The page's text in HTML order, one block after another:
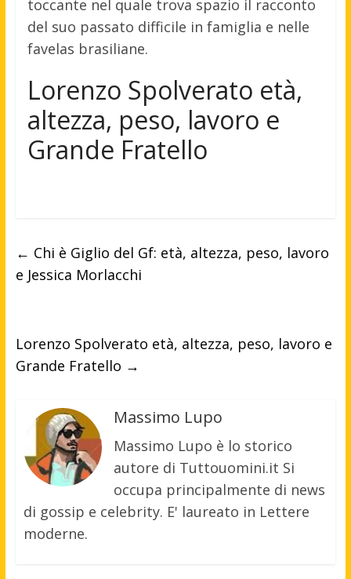
toccante nel quale trova spazio il racconto
del suo passato difficile in famiglia e nelle
favelas brasiliane.
Lorenzo Spolverato età,
altezza, peso, lavoro e
Grande Fratello
← Chi è Giglio del Gf: età, altezza, peso, lavoro
e Jessica Morlacchi
Lorenzo Spolverato età, altezza, peso, lavoro e
Grande Fratello →
Massimo Lupo
Massimo Lupo è lo storico
autore di Tuttouomini.it Si
occupa principalmente di news
di gossip e celebrity. E' laureato in Lettere
moderne.